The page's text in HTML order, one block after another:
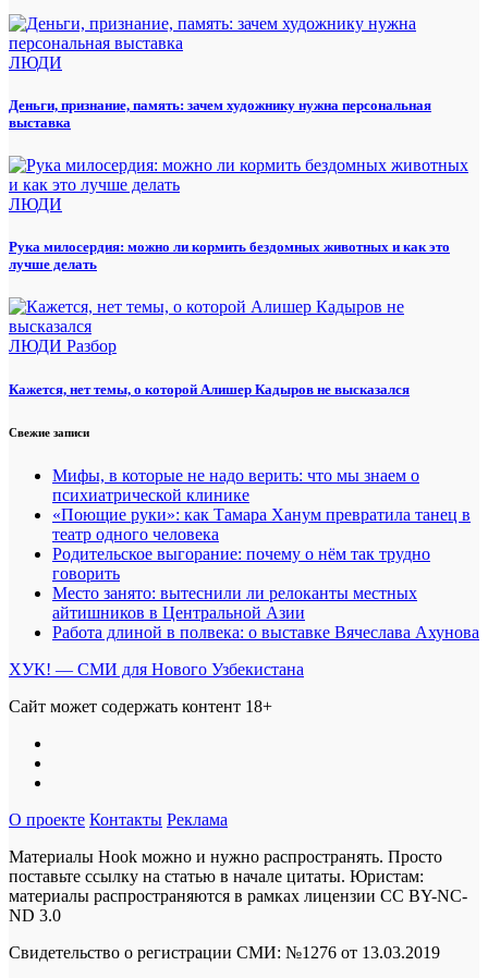
ЛЮДИ
Деньги, признание, память: зачем художнику нужна персональная
выставка
ЛЮДИ
Рука милосердия: можно ли кормить бездомных животных и как это
лучше делать
ЛЮДИ Разбор
Кажется, нет темы, о которой Алишер Кадыров не высказался
Свежие записи
Мифы, в которые не надо верить: что мы знаем о
психиатрической клинике
«Поющие руки»: как Тамара Ханум превратила танец в
театр одного человека
Родительское выгорание: почему о нём так трудно
говорить
Место занято: вытеснили ли релоканты местных
айтишников в Центральной Азии
Работа длиной в полвека: о выставке Вячеслава Ахунова
ХУК! — СМИ для Нового Узбекистана
Сайт может содержать контент 18+
О проекте Контакты Реклама
Материалы Hook можно и нужно распространять. Просто
поставьте ссылку на статью в начале цитаты. Юристам:
материалы распространяются в рамках лицензии CC BY-NC-
ND 3.0
Свидетельство о регистрации СМИ: №1276 от 13.03.2019